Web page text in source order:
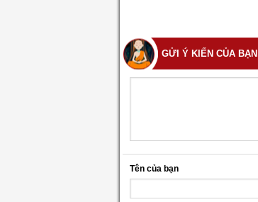
GỬI Ý KIẾN CỦA BẠN
Tên của bạn